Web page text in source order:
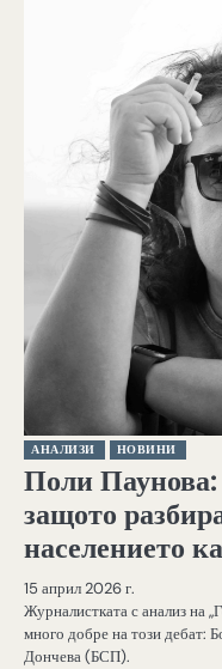
АНАЛИЗИ НОВИНИ
Поли
защото
населението
15 април 2026 г.
Журналистката с анализ на
много добре на този
Дончева (БСП).